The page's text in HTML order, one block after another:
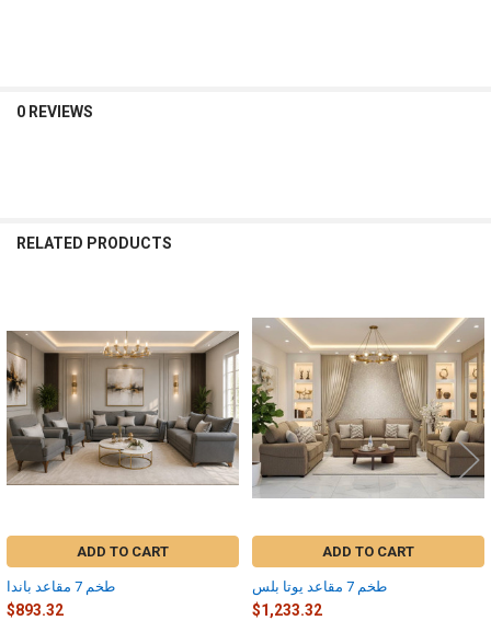
0 REVIEWS
RELATED PRODUCTS
Related
Products
ADD TO CART
طخم 7 مقاعد باندا
$893.32
ADD TO CART
طخم 7 مقاعد يوتا بلس
$1,233.32